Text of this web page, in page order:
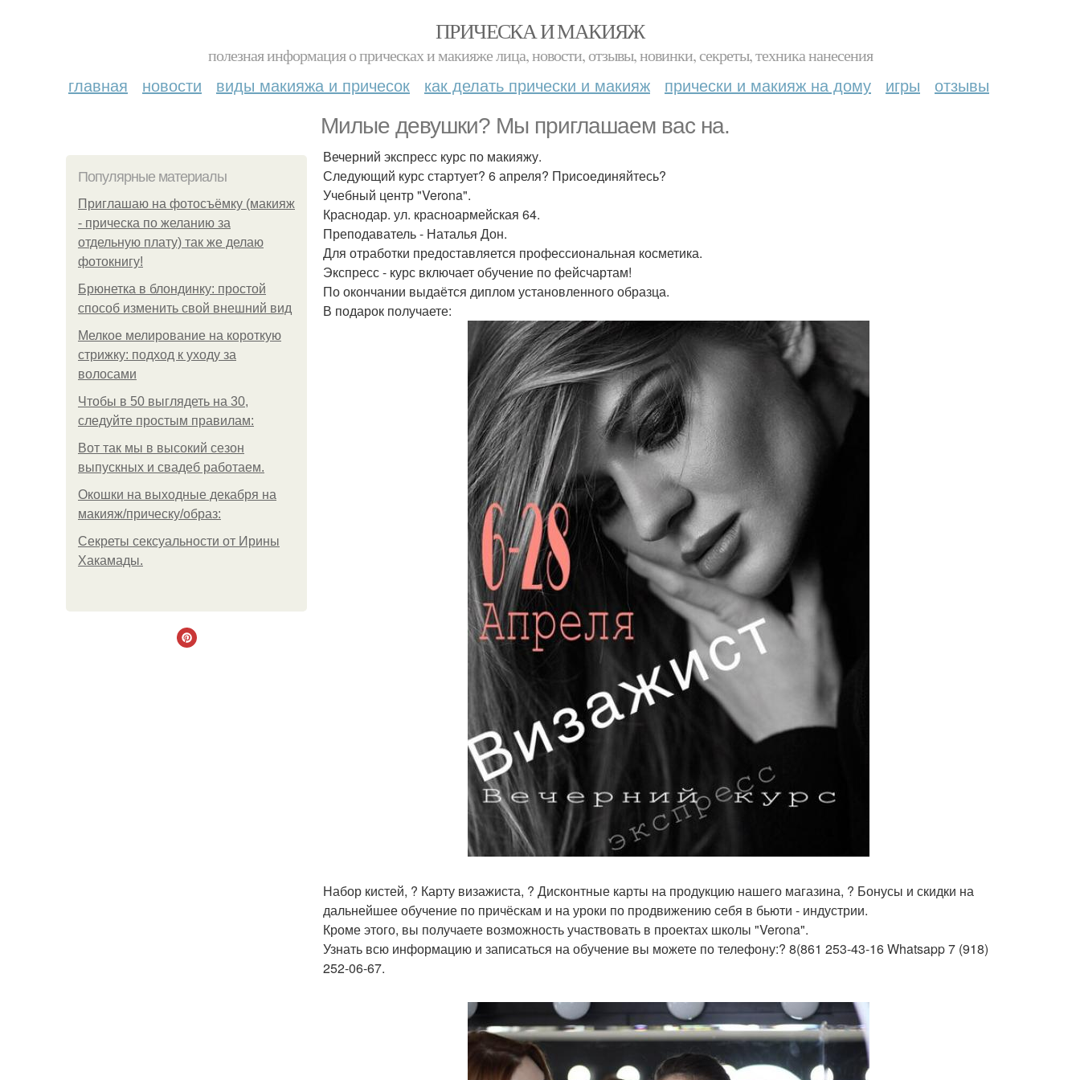
ПРИЧЕСКА И МАКИЯЖ
полезная информация о прическах и макияже лица, новости, отзывы, новинки, секреты, техника нанесения
главная новости виды макияжа и причесок как делать прически и макияж прически и макияж на дому игры отзывы
Милые девушки? Мы приглашаем вас на.
Популярные материалы
Приглашаю на фотосъёмку (макияж
- прическа по желанию за
отдельную плату) так же делаю
фотокнигу!
Брюнетка в блондинку: простой
способ изменить свой внешний вид
Мелкое мелирование на короткую
стрижку: подход к уходу за
волосами
Чтобы в 50 выглядеть на 30,
следуйте простым правилам:
Вот так мы в высокий сезон
выпускных и свадеб работаем.
Окошки на выходные декабря на
макияж/прическу/образ:
Секреты сексуальности от Ирины
Хакамады.
Вечерний экспресс курс по макияжу.
Следующий курс стартует? 6 апреля? Присоединяйтесь?
Учебный центр "Verona".
Краснодар. ул. красноармейская 64.
Преподаватель - Наталья Дон.
Для отработки предоставляется профессиональная косметика.
Экспресс - курс включает обучение по фейсчартам!
По окончании выдаётся диплом установленного образца.
В подарок получаете:
Набор кистей, ? Карту визажиста, ? Дисконтные карты на продукцию нашего магазина, ? Бонусы и скидки на
дальнейшее обучение по причёскам и на уроки по продвижению себя в бьюти - индустрии.
Кроме этого, вы получаете возможность участвовать в проектах школы "Verona".
Узнать всю информацию и записаться на обучение вы можете по телефону:? 8(861 253-43-16 Whatsapp 7 (918)
252-06-67.